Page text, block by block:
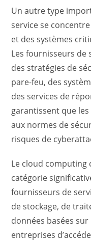
Un autre type
service se
et des systèmes
Les fournisseurs
des stratégies de
pare-feu, des
des services de
garantissent que
aux normes de
risques de
Le cloud computing
catégorie
fournisseurs de
de stockage, de
données basées
entreprises